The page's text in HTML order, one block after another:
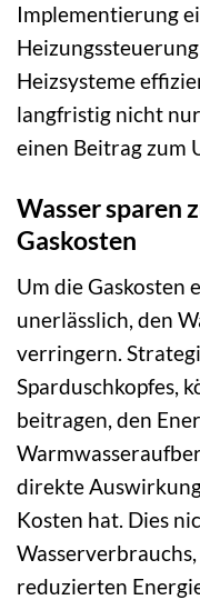
Implementierung
Heizsysteme
langfristig nicht
einen Beitrag zum
Wasser sparen
Gaskosten
Um die Gaskosten
unerlässlich, den
verringern.
Sparduschkopfes,
beitragen, den
direkte
Kosten hat. Dies
reduzierten